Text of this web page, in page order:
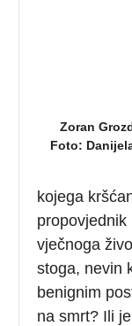
Zoran
Foto:
kojega
propovjednik
vječnoga
stoga, nevin
benignim
na smrt? Ili